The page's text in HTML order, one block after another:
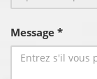
Message *